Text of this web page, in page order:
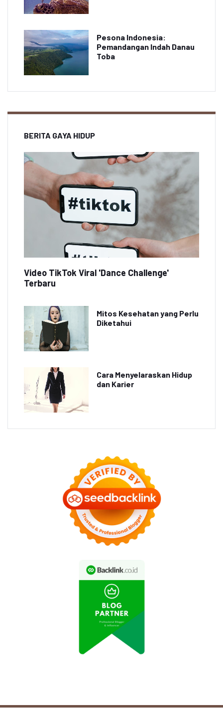
Pesona Indonesia:
Pemandangan Indah Danau
Toba
BERITA GAYA HIDUP
Video TikTok Viral 'Dance Challenge'
Terbaru
Mitos Kesehatan yang Perlu
Diketahui
Cara Menyelaraskan Hidup
dan Karier